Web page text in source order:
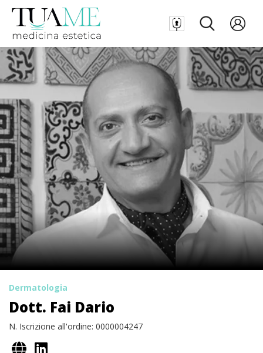
Dermatologia
Dott. Fai Dario
N. Iscrizione all'ordine: 0000004247